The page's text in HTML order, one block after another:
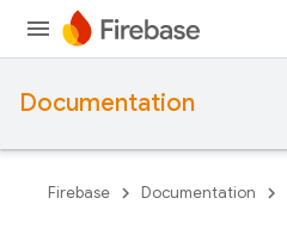
Documentation
Firebase Documentation